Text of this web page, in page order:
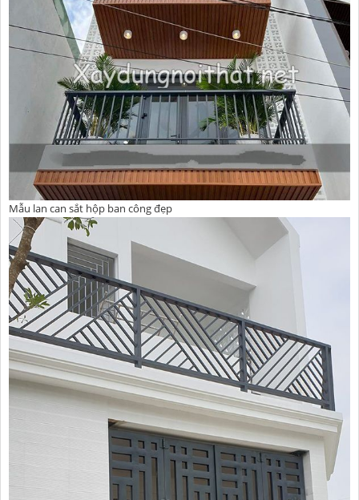
Mẫu lan can sắt hộp ban công đẹp